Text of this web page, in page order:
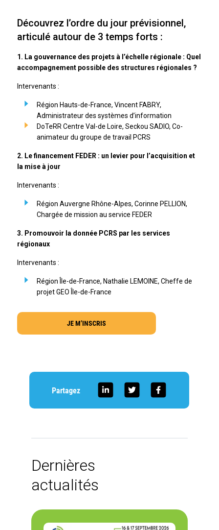
Découvrez l’ordre du jour prévisionnel,
articulé autour de 3 temps forts :
1. La gouvernance des projets à l’échelle régionale : Quel
accompagnement possible des structures régionales ?
Intervenants :
Région Hauts-de-France, Vincent FABRY,
Administrateur des systèmes d’information
DoTeRR Centre Val-de Loire, Seckou SADIO, Co-
animateur du groupe de travail PCRS
2. Le financement FEDER : un levier pour l’acquisition et
la mise à jour
Intervenants :
Région Auvergne Rhône-Alpes, Corinne PELLION,
Chargée de mission au service FEDER
3. Promouvoir la donnée PCRS par les services
régionaux
Intervenants :
Région Île-de-France, Nathalie LEMOINE, Cheffe de
projet GEO Île-de-France
JE M’INSCRIS
Partagez
Dernières
actualités